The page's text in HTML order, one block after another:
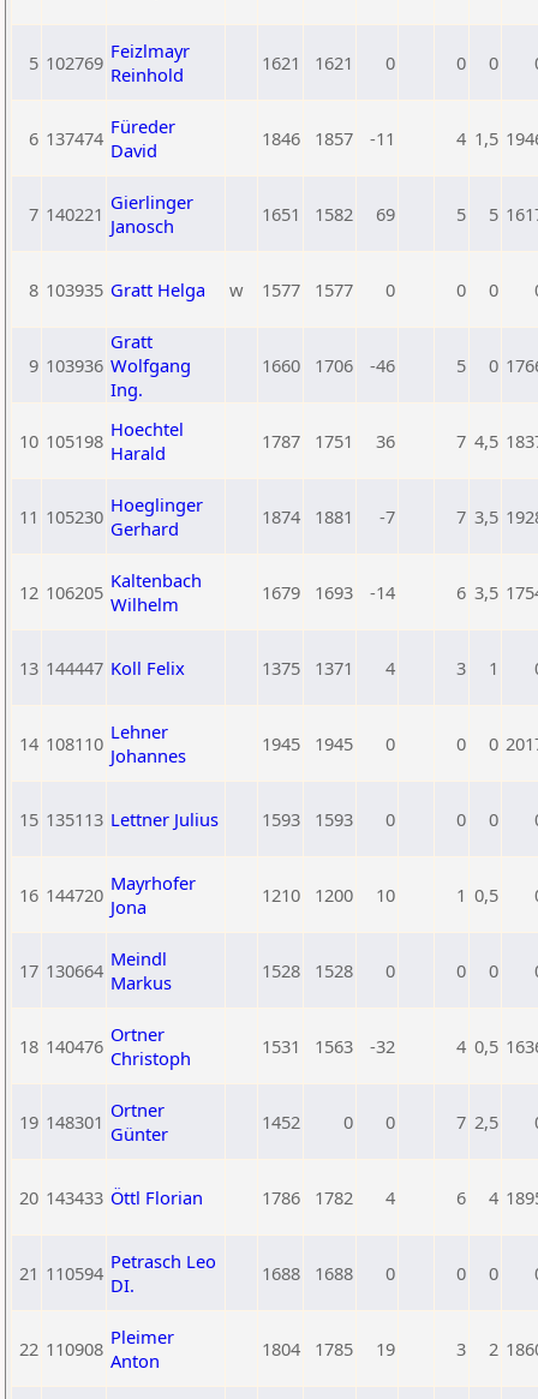
5 102769 Feizlmayr
Reinhold
1621 1621 0 0 0
6 137474 Füreder
David
1846 1857 -11 4 1,5
7 140221 Gierlinger
Janosch
1651 1582 69 5 5
8 103935 Gratt Helga w 1577 1577 0 0 0
9 103936
Gratt
Wolfgang
Ing.
1660 1706 -46 5 0
10 105198 Hoechtel
Harald
1787 1751 36 7 4,5
11 105230 Hoeglinger
Gerhard
1874 1881 -7 7 3,5
12 106205 Kaltenbach
Wilhelm
1679 1693 -14 6 3,5
13 144447 Koll Felix 1375 1371 4 3 1
14 108110 Lehner
Johannes
1945 1945 0 0 0
15 135113 Lettner Julius 1593 1593 0 0 0
16 144720 Mayrhofer
Jona
1210 1200 10 1 0,5
17 130664 Meindl
Markus
1528 1528 0 0 0
18 140476 Ortner
Christoph
1531 1563 -32 4 0,5
19 148301 Ortner
Günter
1452 0 0 7 2,5
20 143433 Öttl Florian 1786 1782 4 6 4
21 110594 Petrasch Leo
DI.
1688 1688 0 0 0
22 110908 Pleimer
Anton
1804 1785 19 3 2